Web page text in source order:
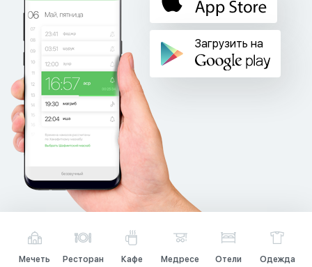
Загрузить на
Мечеть Ресторан Кафе Медресе Отели Одежда